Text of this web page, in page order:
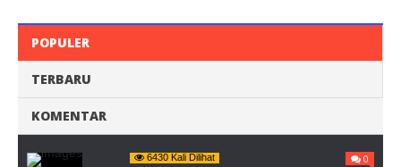
POPULER
TERBARU
KOMENTAR
6430 Kali Dilihat 0